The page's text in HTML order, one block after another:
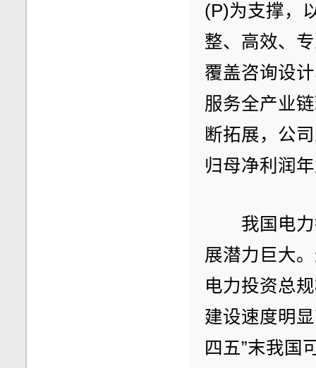
(P)为支撑，
整、高效、
覆盖咨询设
服务全产业
断拓展，公
归母净利润
我国电力
展潜力巨大
电力投资总
建设速度明
四五”末我国